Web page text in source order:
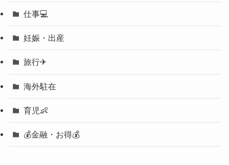
仕事💻
妊娠・出産
旅行✈︎
海外駐在
育児👶
💰金融・お得💰